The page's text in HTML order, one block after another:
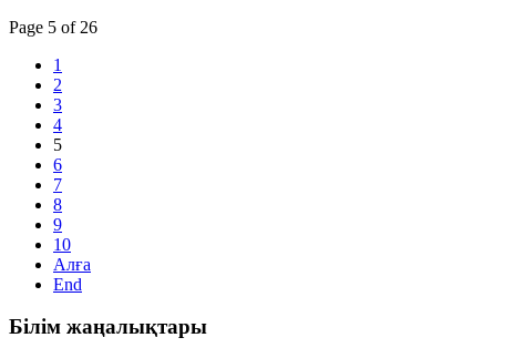
Page 5 of 26
1
2
3
4
5
6
7
8
9
10
Алға
End
Білім жаңалықтары